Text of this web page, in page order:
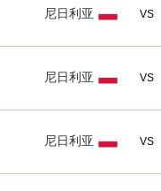
尼日利亚 VS
尼日利亚 VS
尼日利亚 VS